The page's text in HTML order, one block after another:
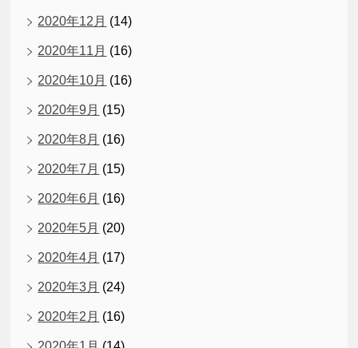
2020年12月 (14)
2020年11月 (16)
2020年10月 (16)
2020年9月 (15)
2020年8月 (16)
2020年7月 (15)
2020年6月 (16)
2020年5月 (20)
2020年4月 (17)
2020年3月 (24)
2020年2月 (16)